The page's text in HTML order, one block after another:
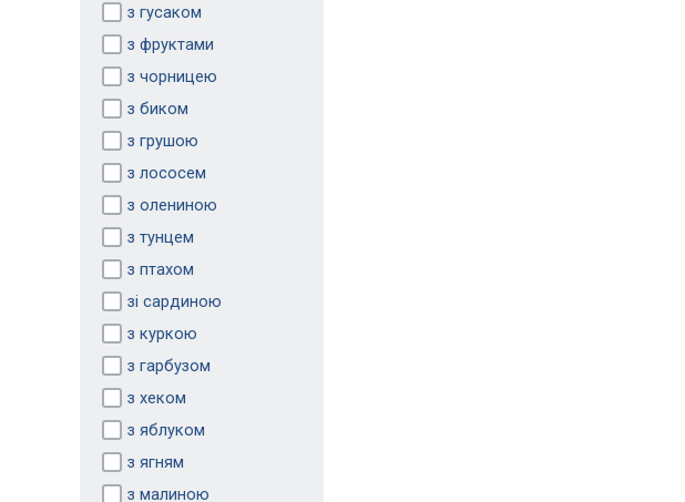
з гусаком
з фруктами
з чорницею
з биком
з грушою
з лососем
з олениною
з тунцем
з птахом
зі сардиною
з куркою
з гарбузом
з хеком
з яблуком
з ягням
з малиною